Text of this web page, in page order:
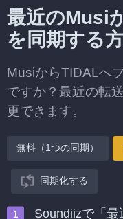
最近のMusi
を同期する
MusiからTIDALへ
ですか？最近の転
更できます。
無料（1つの同期）
同期化する
Soundiizで「